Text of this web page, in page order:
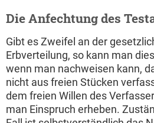
Die Anfechtung des
Gibt es Zweifel an der
Erbverteilung, so kann man
wenn man nachweisen kann,
nicht aus freien Stücken
dem freien Willen des
man Einspruch erheben.